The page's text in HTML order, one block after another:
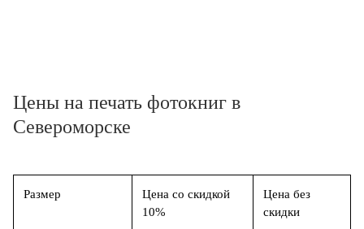
Цены на печать фотокниг в
Североморске
Размер
Цена со скидкой
10%
Цена без
скидки